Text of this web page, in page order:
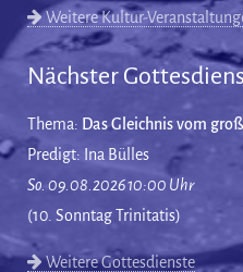
Weitere Kultur-
Nächster
Thema: Das Gleichnis vom
Predigt: Ina Bülles
So. 09.08.2026 10:00 Uhr
(10. Sonntag Trinitatis)
Weitere Gottesdienste